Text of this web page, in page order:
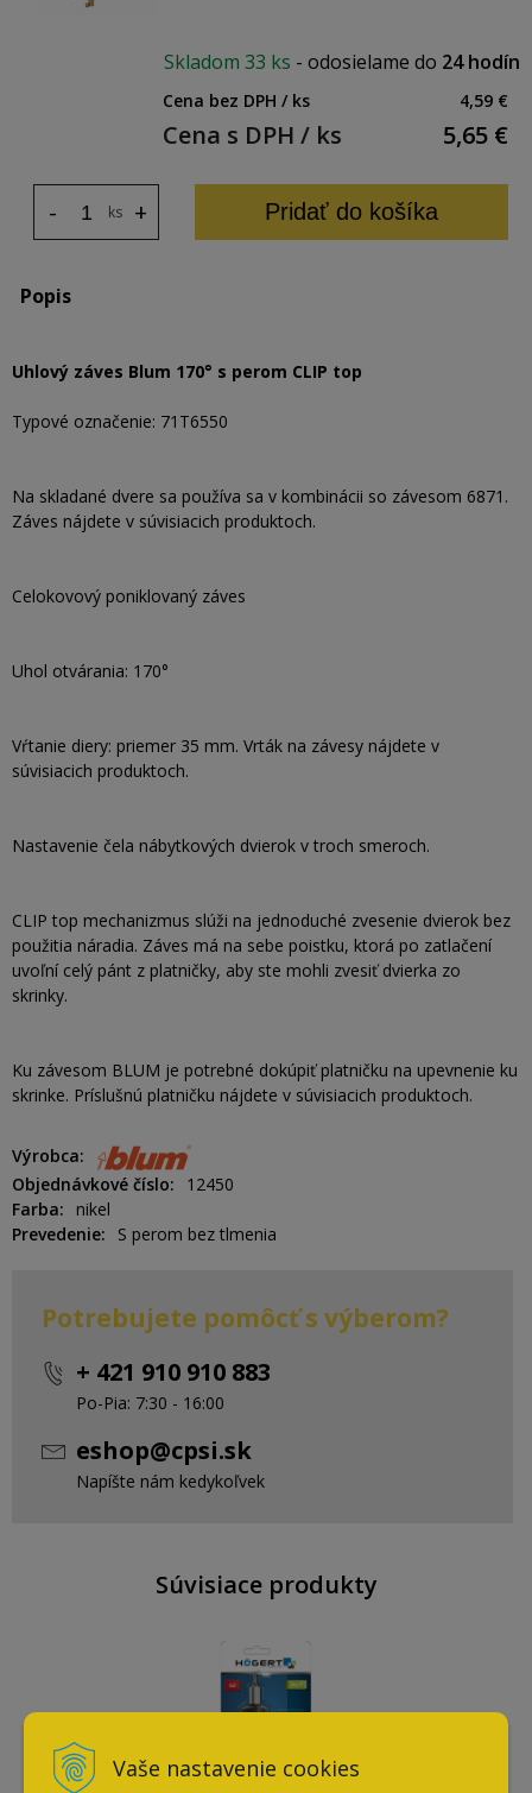
Vaše nastavenie cookies
Skladom 33 ks - odosielame do 24 hodín
Cena bez DPH / ks 4,59 €
Cena s DPH / ks 5,65 €
ks +
- Pridať do košíka
Popis
Uhlový záves Blum 170° s perom CLIP top
Typové označenie: 71T6550
Na skladané dvere sa používa sa v kombinácii so závesom 6871.
Záves nájdete v súvisiacich produktoch.
Celokovový poniklovaný záves
Uhol otvárania: 170°
Vŕtanie diery: priemer 35 mm. Vrták na závesy nájdete v
súvisiacich produktoch.
Nastavenie čela nábytkových dvierok v troch smeroch.
CLIP top mechanizmus slúži na jednoduché zvesenie dvierok bez
použitia náradia. Záves má na sebe poistku, ktorá po zatlačení
uvoľní celý pánt z platničky, aby ste mohli zvesiť dvierka zo
skrinky.
Ku závesom BLUM je potrebné dokúpiť platničku na upevnenie ku
skrinke. Príslušnú platničku nájdete v súvisiacich produktoch.
Výrobca
Objednávkové číslo
12450
Farba
nikel
Prevedenie
S perom bez tlmenia
Potrebujete pomôcť s výberom?
+ 421 910 910 883
Po-Pia: 7:30 - 16:00
eshop@cpsi.sk
Napíšte nám kedykoľvek
Súvisiace produkty